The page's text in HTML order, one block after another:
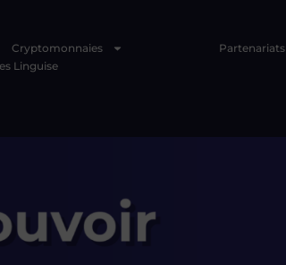
Cryptomonnaies
Partenariats
Linguise